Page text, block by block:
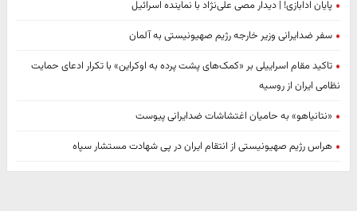
پایان ادابازی! | دیدار مصی علی‌نژاد با نماینده اسرائیل
سفر ضدایرانی وزیر خارجه رژیم صهیونیستی به آلمان
تاکید مقام اسراییلی بر «کمک‌های پشت پرده به اوکراین» با تکرار ادعای حمایت
نظامی ایران از روسیه
«نتانیاهو» به حامیان اغتشاشات ضدایرانی پیوست
هراس رژیم صهیونیستی از انتقام ایران در پی شهادت مستشار سپاه